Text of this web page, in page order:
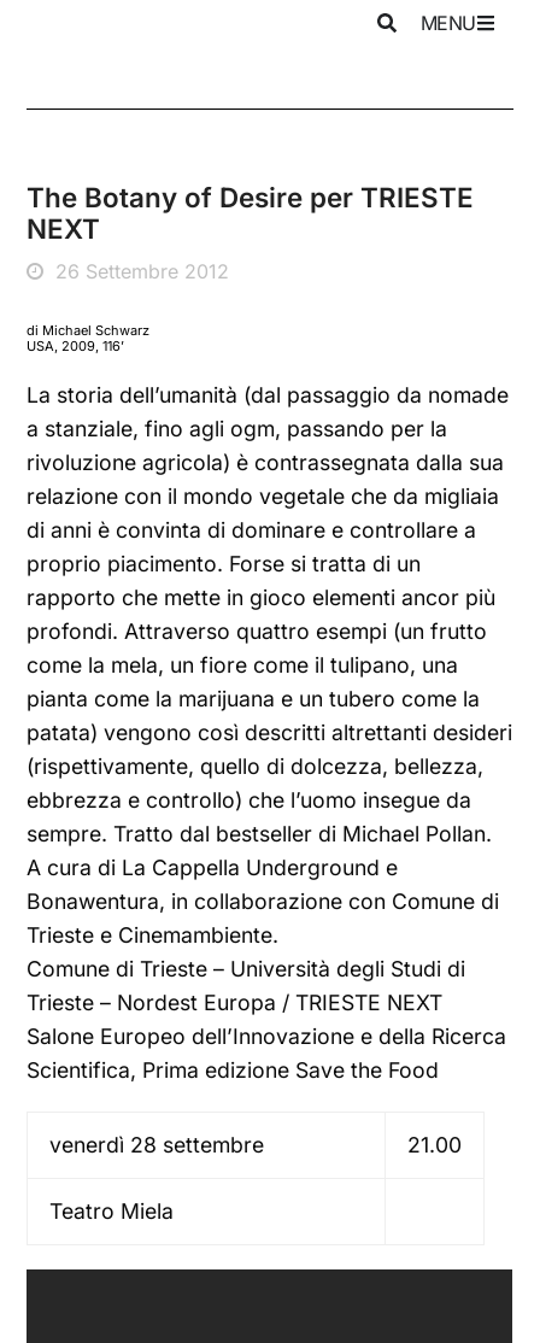
MENU
The Botany of Desire per TRIESTE
NEXT
26 Settembre 2012
di Michael Schwarz
USA, 2009, 116’
La storia dell’umanità (dal passaggio da nomade
a stanziale, fino agli ogm, passando per la
rivoluzione agricola) è contrassegnata dalla sua
relazione con il mondo vegetale che da migliaia
di anni è convinta di dominare e controllare a
proprio piacimento. Forse si tratta di un
rapporto che mette in gioco elementi ancor più
profondi. Attraverso quattro esempi (un frutto
come la mela, un fiore come il tulipano, una
pianta come la marijuana e un tubero come la
patata) vengono così descritti altrettanti desideri
(rispettivamente, quello di dolcezza, bellezza,
ebbrezza e controllo) che l’uomo insegue da
sempre. Tratto dal bestseller di Michael Pollan.
A cura di La Cappella Underground e
Bonawentura, in collaborazione con Comune di
Trieste e Cinemambiente.
Comune di Trieste – Università degli Studi di
Trieste – Nordest Europa / TRIESTE NEXT
Salone Europeo dell’Innovazione e della Ricerca
Scientifica, Prima edizione Save the Food
venerdì 28 settembre 21.00
Teatro Miela